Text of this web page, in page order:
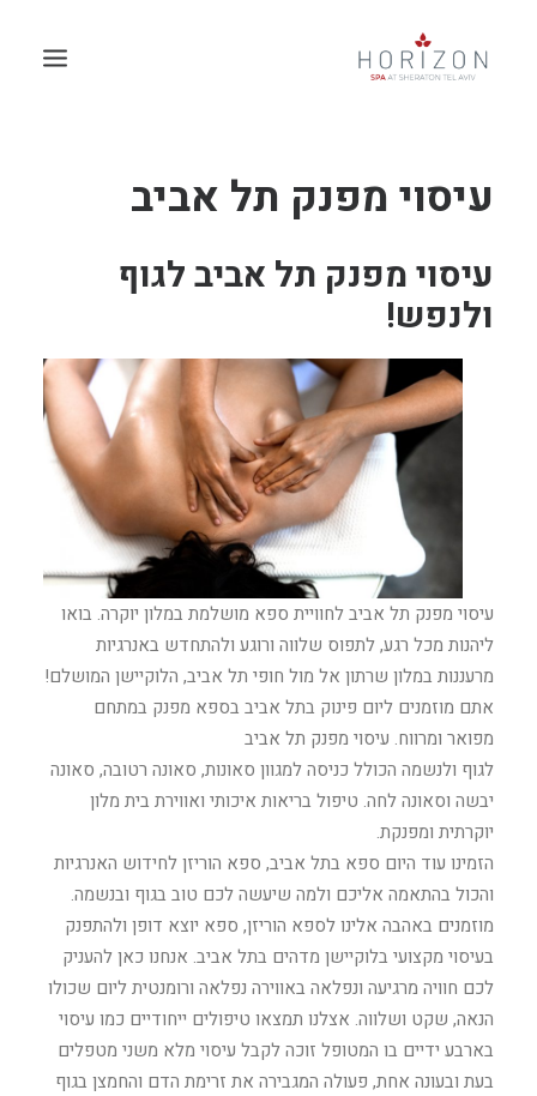
עיסוי מפנק תל אביב
עיסוי מפנק תל אביב לגוף
ולנפש!
עיסוי מפנק תל אביב לחוויית ספא מושלמת במלון יוקרה. בואו
ליהנות מכל רגע, לתפוס שלווה ורוגע ולהתחדש באנרגיות
מרעננות במלון שרתון אל מול חופי תל אביב, הלוקיישן המושלם!
אתם מוזמנים ליום פינוק בתל אביב בספא מפנק במתחם
מפואר ומרווח. עיסוי מפנק תל אביב
לגוף ולנשמה הכולל כניסה למגוון סאונות, סאונה רטובה, סאונה
יבשה וסאונה לחה. טיפול בריאות איכותי ואווירת בית מלון
יוקרתית ומפנקת.
הזמינו עוד היום ספא בתל אביב, ספא הוריזן לחידוש האנרגיות
והכול בהתאמה אליכם ולמה שיעשה לכם טוב בגוף ובנשמה.
מוזמנים באהבה אלינו לספא הוריזן, ספא יוצא דופן ולהתפנק
בעיסוי מקצועי בלוקיישן מדהים בתל אביב. אנחנו כאן להעניק
לכם חוויה מרגיעה ונפלאה באווירה נפלאה ורומנטית ליום שכולו
הנאה, שקט ושלווה. אצלנו תמצאו טיפולים ייחודיים כמו עיסוי
בארבע ידיים בו המטופל זוכה לקבל עיסוי מלא משני מטפלים
בעת ובעונה אחת, פעולה המגבירה את זרימת הדם והחמצן בגוף